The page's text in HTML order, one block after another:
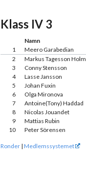
Klass IV 3
Namn
1
Meero Garabedian
2
Markus Tagesson Holm
3
Conny Stensson
4
Lasse Jansson
5
Johan Fuxin
6
Olga Mironova
7
Antoine(Tony) Haddad
8
Nicolas Jouandet
9
Mattias Rubin
10
Peter Sörensen
Ronder | Medlemssystemet